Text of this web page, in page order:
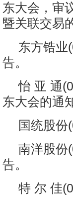
东大会，审
暨关联交易
东方锆业
告。
怡 亚 通
东大会的通
国统股份
南洋股份
告。
特 尔 佳